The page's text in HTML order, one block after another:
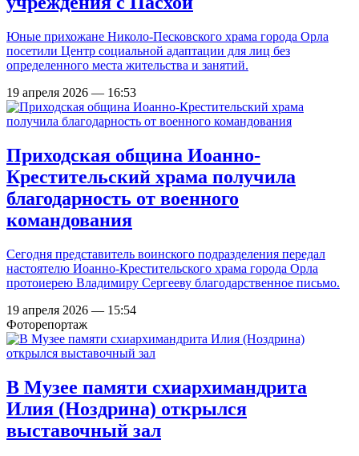
Юные прихожане Николо-Песковского храма города Орла
посетили Центр социальной адаптации для лиц без
определенного места жительства и занятий.
19 апреля 2026 — 16:53
Приходская община Иоанно-
Крестительский храма получила
благодарность от военного
командования
Сегодня представитель воинского подразделения передал
настоятелю Иоанно-Крестительского храма города Орла
протоиерею Владимиру Сергееву благодарственное письмо.
19 апреля 2026 — 15:54
Фоторепортаж
В Музее памяти схиархимандрита
Илия (Ноздрина) открылся
выставочный зал